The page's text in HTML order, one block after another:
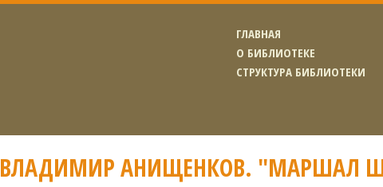
ГЛАВНАЯ
О БИБЛИОТЕКЕ
СТРУКТУРА БИБЛИОТЕКИ
ВЛАДИМИР АНИЩЕНКОВ. "МАРШАЛ